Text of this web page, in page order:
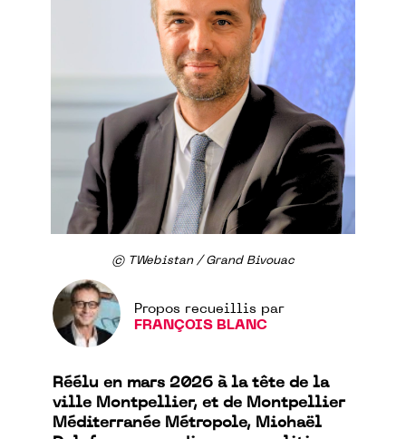
© TWebistan / Grand Bivouac
Propos recueillis par
FRANÇOIS BLANC
Réélu en mars 2026 à la tête de la
ville Montpellier, et de Montpellier
Méditerranée Métropole, Michaël